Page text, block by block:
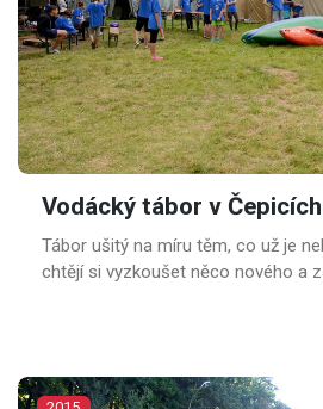
Vodácký tábor v
Tábor ušitý na míru těm, co už je
chtějí si vyzkoušet něco nového a